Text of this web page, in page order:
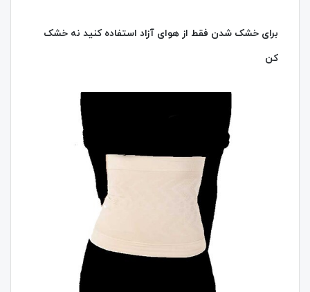
برای خشک شدن فقط از هوای آزاد استفاده کنید نه خشک
کن